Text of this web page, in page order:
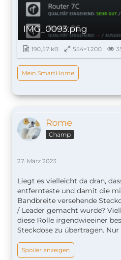
IMG_0093.png
190,57 kB 554×1.200
Mein SmartHome
Rome
Champ
27. März 2023
Liegt es vielleicht da dran,
entfernteste und damit die
Bandbreite versehende
/ Leader gemacht wurde?
diese Rolle irgendwieeiner
Steckdose zu übertragen. Nur
Spoiler anzeigen